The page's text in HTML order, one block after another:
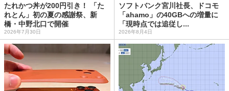
たれかつ丼が200円引き！ 「た
れとん」初の夏の感謝祭、新
橋・中野北口で開催
2026年7月30日
ソフトバンク宮川社長、ドコモ
「ahamo」の40GBへの増量に
「現時点では追従し...
2026年8月4日